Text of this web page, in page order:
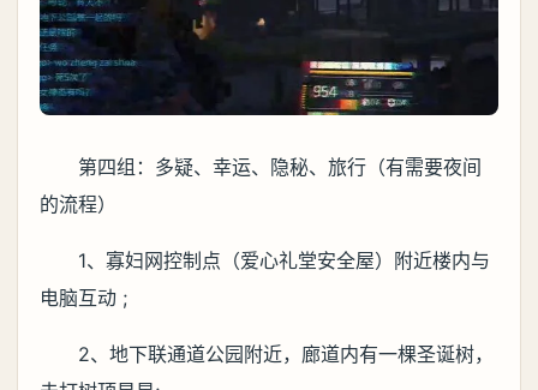
第四组：多疑、幸运、隐秘、旅行（有需要夜间
的流程）
1、寡妇网控制点（爱心礼堂安全屋）附近楼内与
电脑互动 ;
2、地下联通道公园附近，廊道内有一棵圣诞树，